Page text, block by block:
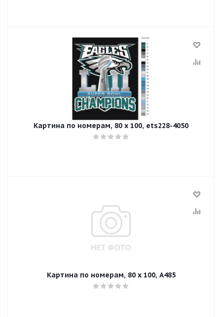
Картина по номерам, 80 x 100, ets228-4050
Картина по номерам, 80 x 100, A485